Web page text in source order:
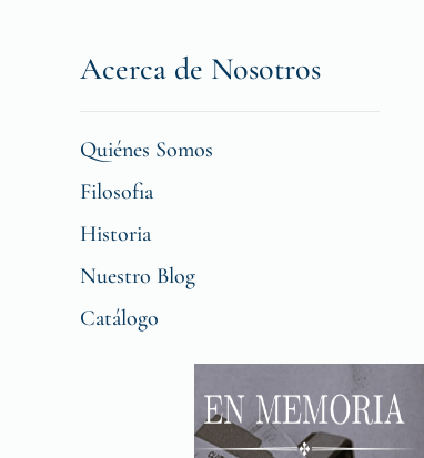
Acerca de Nosotros
Quiénes Somos
Filosofia
Historia
Nuestro Blog
Catálogo